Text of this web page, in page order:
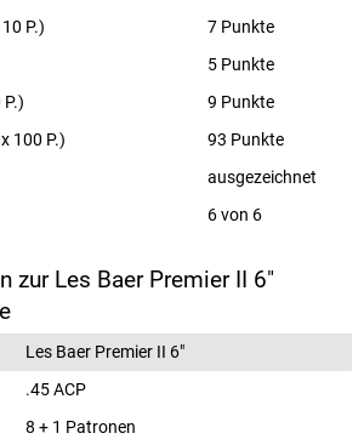
P.)
7 Punkte
5 Punkte
9 Punkte
100 P.)
93 Punkte
ausgezeichnet
6 von 6
zur Les Baer Premier II 6"
Les Baer Premier II 6"
.45 ACP
8 + 1 Patronen